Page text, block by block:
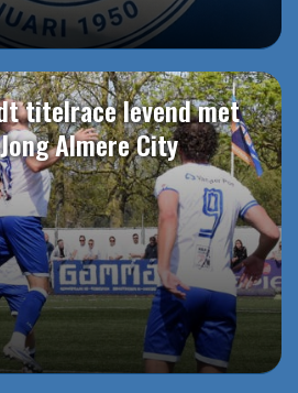
titelrace levend met
Almere City